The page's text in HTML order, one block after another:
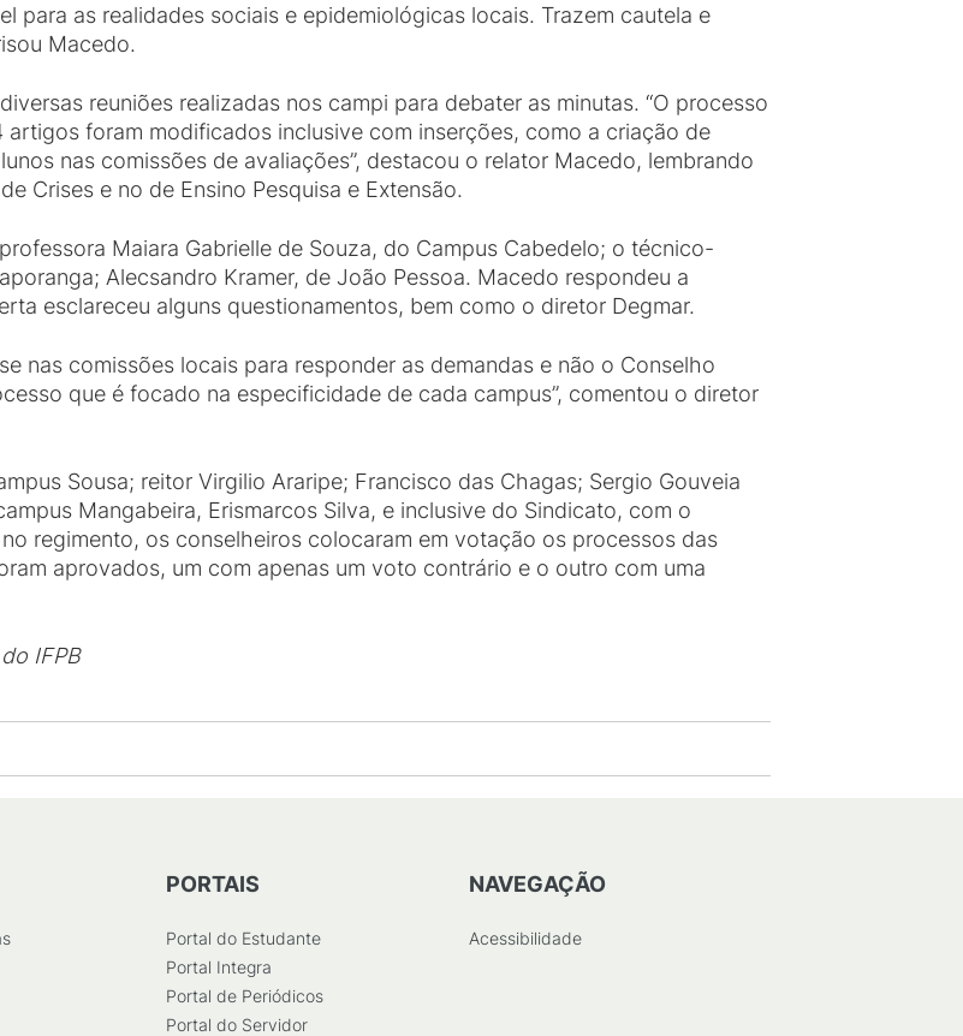
para as realidades sociais e epidemiológicas locais. Trazem cautela e
Macedo.
reuniões realizadas nos campi para debater as minutas. “O processo
foram modificados inclusive com inserções, como a criação de
nas comissões de avaliações”, destacou o relator Macedo, lembrando
Crises e no de Ensino Pesquisa e Extensão.
Maiara Gabrielle de Souza, do Campus Cabedelo; o técnico-
Alecsandro Kramer, de João Pessoa. Macedo respondeu a
esclareceu alguns questionamentos, bem como o diretor Degmar.
nas comissões locais para responder as demandas e não o Conselho
que é focado na especificidade de cada campus”, comentou o diretor
Sousa; reitor Virgilio Araripe; Francisco das Chagas; Sergio Gouveia
Mangabeira, Erismarcos Silva, e inclusive do Sindicato, com o
regimento, os conselheiros colocaram em votação os processos das
aprovados, um com apenas um voto contrário e o outro com uma
IFPB
PORTAIS
Portal do Estudante
Portal Integra
Portal de Periódicos
Portal do Servidor
NAVEGAÇÃO
Acessibilidade